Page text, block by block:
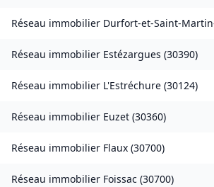
Réseau immobilier Durfort-et-Saint-
Réseau immobilier Estézargues (30390)
Réseau immobilier L'Estréchure (30124)
Réseau immobilier Euzet (30360)
Réseau immobilier Flaux (30700)
Réseau immobilier Foissac (30700)